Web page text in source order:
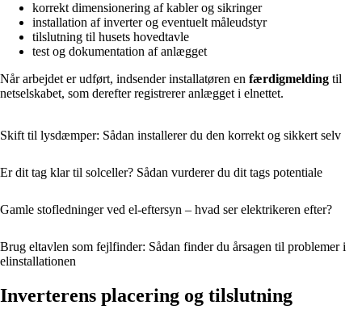
korrekt dimensionering af kabler og sikringer
installation af inverter og eventuelt måleudstyr
tilslutning til husets hovedtavle
test og dokumentation af anlægget
Når arbejdet er udført, indsender installatøren en færdigmelding til
netselskabet, som derefter registrerer anlægget i elnettet.
Skift til lysdæmper: Sådan installerer du den korrekt og sikkert selv
Er dit tag klar til solceller? Sådan vurderer du dit tags potentiale
Gamle stofledninger ved el-eftersyn – hvad ser elektrikeren efter?
Brug eltavlen som fejlfinder: Sådan finder du årsagen til problemer i
elinstallationen
Inverterens placering og tilslutning